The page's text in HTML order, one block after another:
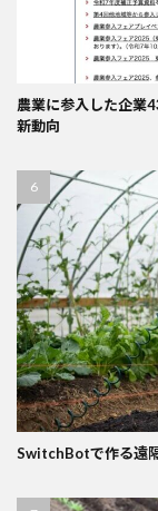
農業に参入した企業
新動向
SwitchBotで作る遠